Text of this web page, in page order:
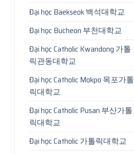
Đại học Baekseok 백석대학교
Đại học Bucheon 부천대학교
Đại học Catholic Kwandong 가톨
릭관동대학교
Đại học Catholic Mokpo 목포가톨
릭대학교
Đại học Catholic Pusan 부산가톨
릭대학교
Đại học Catholic 가톨릭대학교